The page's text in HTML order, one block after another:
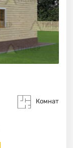
Комнат